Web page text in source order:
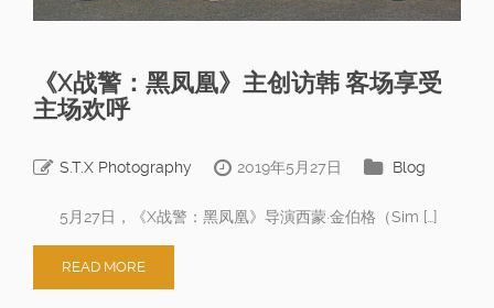
《X战警：黑凤凰》主创访韩 客场享受
主场欢呼
S.T.X Photography 2019年5月27日 Blog
5月27日，《X战警：黑凤凰》导演西蒙·金伯格（Sim […]
READ MORE